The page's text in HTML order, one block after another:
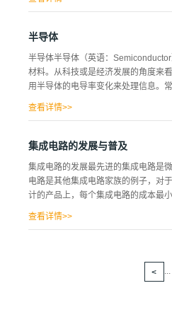
础。然而将晶种置入溶液会使随机分
核时间。在半导体产业中，常用的柴
半导体
半导体半导体（英语：
材料。从科技或是经济发展的角度来
用半导体的电导率变化来处理信息。
以在带间任意移动而导电。一般常见
伏特，介于导体和绝缘体之间。因此
穴传导的方式传输电流。电子传导的
低的方向传递。空穴导电则是指在正
成空穴移动所形成的电流（一般称为
选...
查看详情>>
集成电路的发展与普及
集成电路的发展最先进的集成电路是
电路是其他集成电路家族的例子，对
计的产品上，每个集成电路的成本最
有的指标改善了－单位成本和开关功
最终用户的速度和功率消耗增加非常
查看详情>>
...